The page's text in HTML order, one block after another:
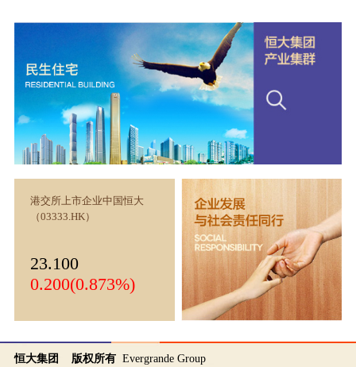
港交所上市企业中国恒大
（03333.HK）
23.100
0.200(0.873%)
恒大集团 版权所有Evergrande Group